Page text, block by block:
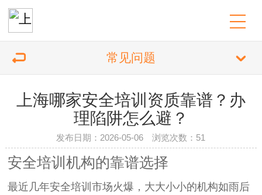
常见问题
上海哪家安全培训资质靠谱？办
理陷阱怎么避？
发布日期：2026-05-06 浏览次数：51
安全培训机构的靠谱选择
最近几年安全培训市场火爆，大大小小的机构如雨后